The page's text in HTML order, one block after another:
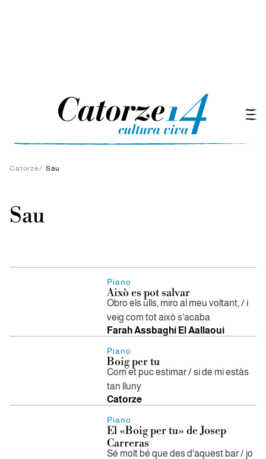
Catorze/ Sau
Sau
Piano
Això es pot salvar
Obro els ulls, miro al meu voltant, / i
veig com tot això s'acaba
Farah Assbaghi El Aallaoui
Piano
Boig per tu
Com et puc estimar / si de mi estàs
tan lluny
Catorze
Piano
El «Boig per tu» de Josep
Carreras
Sé molt bé que des d'aquest bar / jo